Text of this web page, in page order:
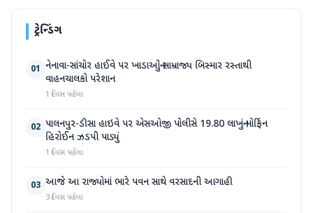
ટ્રેન્ડિંગ
01 નેનાવા-સાંચોર હાઈવે પર ખાડાઓનું સામ્રાજ્ય બિસ્માર રસ્તાથી
વાહનચાલકો પરેશાન
1 દિવસ પહેલા
02 પાલનપુર-ડીસા હાઇવે પર એસઓજી પોલીસે 19.80 લાખનું મોર્ફિન
હિરોઈન ઝડપી પાડ્યું
1 દિવસ પહેલા
03 આજે આ રાજ્યોમાં ભારે પવન સાથે વરસાદની આગાહી
3 દિવસ પહેલા